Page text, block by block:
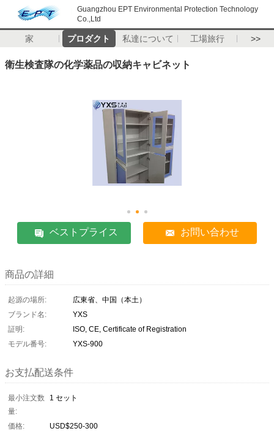
Guangzhou EPT Environmental Protection Technology
Co.,Ltd
家 プロダクト 私達について 工場旅行 >>
衛生検査隊の化学薬品の収納キャビネット
ベストプライス お問い合わせ
商品の詳細
起源の場所:
広東省、中国（本土）
ブランド名:
YXS
証明:
ISO, CE, Certificate of Registration
モデル番号:
YXS-900
お支払配送条件
最小注文数
量:
1 セット
価格:
USD$250-300